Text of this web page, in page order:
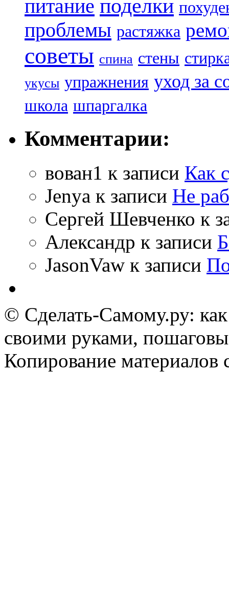
питание поделки
проблемы растяжка
советы спина стены
укусы упражнения уход за
школа шпаргалка
Комментарии:
вован1 к записи Как
Jenya к записи Не
Сергей Шевченко к
Александр к записи
JasonVaw к записи
© Сделать-Самому.ру:
своими руками,
Копирование материалов